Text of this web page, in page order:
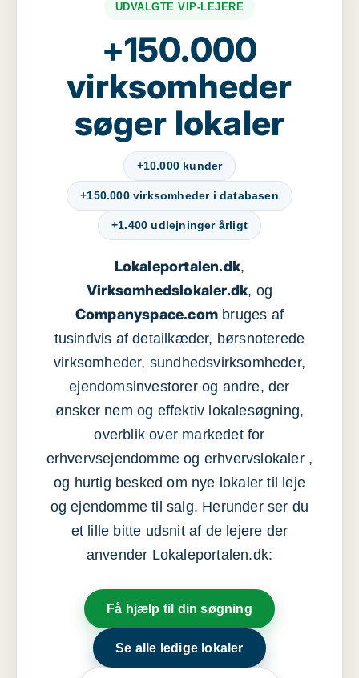
UDVALGTE VIP-LEJERE
+150.000
virksomheder
søger lokaler
+10.000 kunder
+150.000 virksomheder i databasen
+1.400 udlejninger årligt
Lokaleportalen.dk,
Virksomhedslokaler.dk, og
Companyspace.com bruges af
tusindvis af detailkæder, børsnoterede
virksomheder, sundhedsvirksomheder,
ejendomsinvestorer og andre, der
ønsker nem og effektiv lokalesøgning,
overblik over markedet for
erhvervsejendomme og erhvervslokaler ,
og hurtig besked om nye lokaler til leje
og ejendomme til salg. Herunder ser du
et lille bitte udsnit af de lejere der
anvender Lokaleportalen.dk:
Få hjælp til din søgning
Se alle ledige lokaler